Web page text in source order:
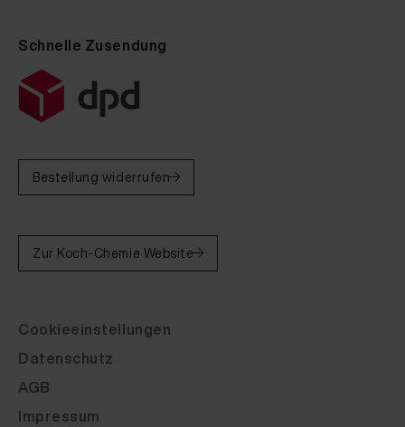
Marke
Schnelle Zusendung
Bestellung widerrufen
Zur Koch-Chemie Website
Cookieeinstellungen
Datenschutz
AGB
Impressum